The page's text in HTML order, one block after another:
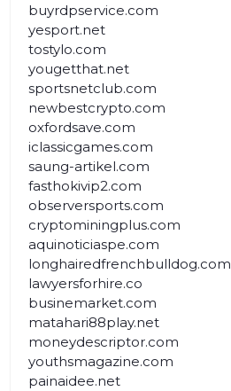
buyrdpservice.com
yesport.net
tostylo.com
yougetthat.net
sportsnetclub.com
newbestcrypto.com
oxfordsave.com
iclassicgames.com
saung-artikel.com
fasthokivip2.com
observersports.com
cryptominingplus.com
aquinoticiaspe.com
longhairedfrenchbulldog.com
lawyersforhire.co
businemarket.com
matahari88play.net
moneydescriptor.com
youthsmagazine.com
painaidee.net